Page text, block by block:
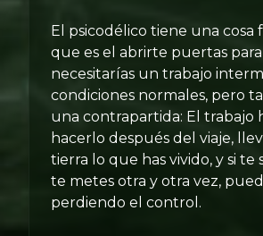
El psicodélico tiene una cosa
que es el abrirte puertas
necesitarías un trabajo
condiciones normales, pero
una contrapartida: El trabajo
hacerlo después del viaje,
tierra lo que has vivido, y si te
te metes otra y otra vez,
perdiendo el control.